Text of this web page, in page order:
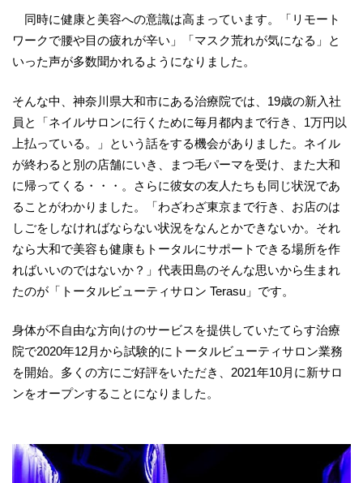
同時に健康と美容への意識は高まっています。「リモート
ワークで腰や目の疲れが辛い」「マスク荒れが気になる」と
いった声が多数聞かれるようになりました。
そんな中、神奈川県大和市にある治療院では、19歳の新入社
員と「ネイルサロンに行くために毎月都内まで行き、1万円以
上払っている。」という話をする機会がありました。ネイル
が終わると別の店舗にいき、まつ毛パーマを受け、また大和
に帰ってくる・・・。さらに彼女の友人たちも同じ状況であ
ることがわかりました。「わざわざ東京まで行き、お店のは
しごをしなければならない状況をなんとかできないか。それ
なら大和で美容も健康もトータルにサポートできる場所を作
ればいいのではないか？」代表田島のそんな思いから生まれ
たのが「トータルビューティサロン Terasu」です。
身体が不自由な方向けのサービスを提供していたてらす治療
院で2020年12月から試験的にトータルビューティサロン業務
を開始。多くの方にご好評をいただき、2021年10月に新サロ
ンをオープンすることになりました。